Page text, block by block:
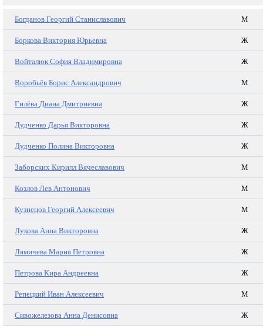
Богданов Георгий Станиславович М
Боркова Виктория Юрьевна Ж
Войталюк София Владимировна Ж
Воробьёв Борис Александрович М
Гилёва Диана Дмитриевна Ж
Дудченко Дарья Викторовна Ж
Дудченко Полина Викторовна Ж
Заборских Кирилл Вячеславович М
Козлов Лев Антонович М
Кузнецов Георгий Алексеевич М
Лукова Анна Викторовна Ж
Лямичева Мария Петровна Ж
Петрова Кира Андреевна Ж
Репецкий Иван Алексеевич М
Сивожелезова Анна Денисовна Ж